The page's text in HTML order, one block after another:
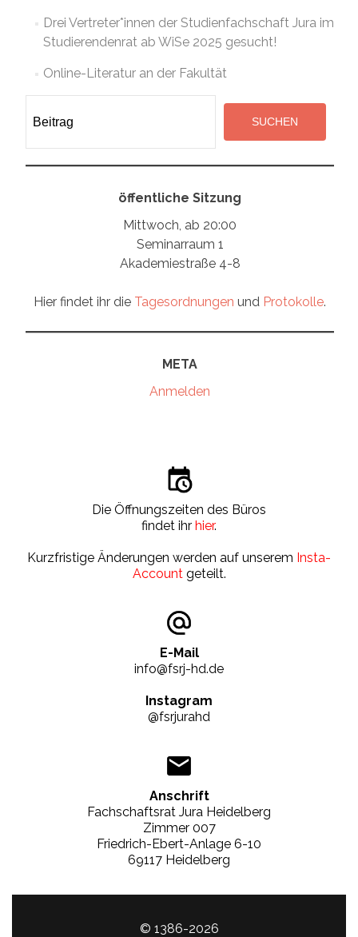
Drei Vertreter*innen der Studienfachschaft Jura im
Studierendenrat ab WiSe 2025 gesucht!
Online-Literatur an der Fakultät
Suchen
SUCHEN
öffentliche Sitzung
Mittwoch, ab 20:00
Seminarraum 1
Akademiestraße 4-8
Hier findet ihr die Tagesordnungen und Protokolle.
META
Anmelden
Die Öffnungszeiten des Büros
findet ihr hier.
Kurzfristige Änderungen werden auf unserem Insta-
Accountgeteilt.
E-Mail
info@fsrj-hd.de
Instagram
@fsrjurahd
Anschrift
Fachschaftsrat Jura Heidelberg
Zimmer 007
Friedrich-Ebert-Anlage 6-10
69117 Heidelberg
© 1386-2026